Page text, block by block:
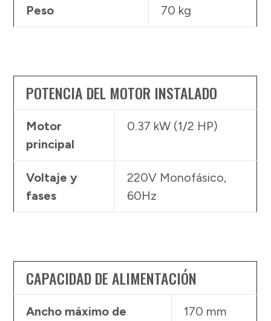
Peso 70 kg
POTENCIA DEL MOTOR INSTALADO
Motor
principal
0.37 kW (1/2 HP)
Voltaje y
fases
220V Monofásico,
60Hz
CAPACIDAD DE ALIMENTACIÓN
Ancho máximo de 170 mm